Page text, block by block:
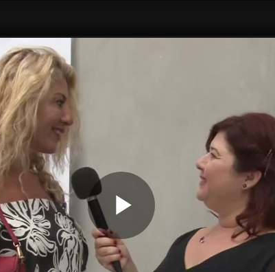
Play